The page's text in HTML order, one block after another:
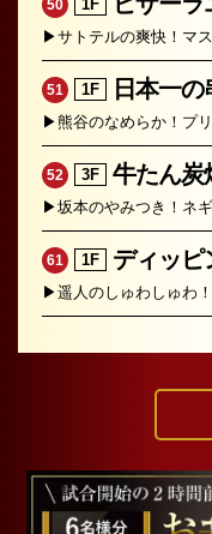
50 1F
▶サトテルの爽快！マ
51 1F 日本一
▶熊谷のなめらか！プ
52 3F 牛たん炭
▶坂本のやみつき！ネ
61 1F ディッピ
▶遥人のしゅわしゅわ